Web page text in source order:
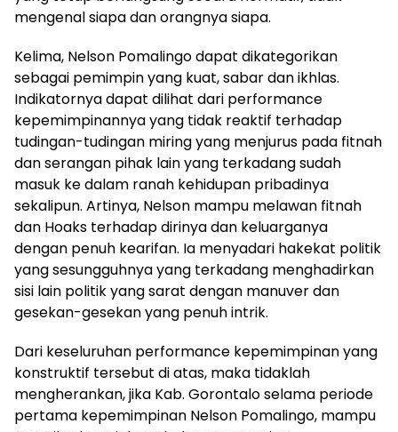
mengenal siapa dan orangnya siapa.
Kelima, Nelson Pomalingo dapat dikategorikan
sebagai pemimpin yang kuat, sabar dan ikhlas.
Indikatornya dapat dilihat dari performance
kepemimpinannya yang tidak reaktif terhadap
tudingan-tudingan miring yang menjurus pada fitnah
dan serangan pihak lain yang terkadang sudah
masuk ke dalam ranah kehidupan pribadinya
sekalipun. Artinya, Nelson mampu melawan fitnah
dan Hoaks terhadap dirinya dan keluarganya
dengan penuh kearifan. Ia menyadari hakekat politik
yang sesungguhnya yang terkadang menghadirkan
sisi lain politik yang sarat dengan manuver dan
gesekan-gesekan yang penuh intrik.
Dari keseluruhan performance kepemimpinan yang
konstruktif tersebut di atas, maka tidaklah
mengherankan, jika Kab. Gorontalo selama periode
pertama kepemimpinan Nelson Pomalingo, mampu